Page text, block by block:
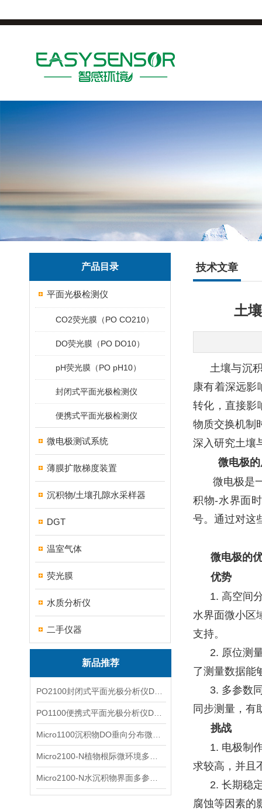
产品目录
平面光极检测仪
CO2荧光膜（PO CO210）
DO荧光膜（PO DO10）
pH荧光膜（PO pH10）
封闭式平面光极检测仪
便携式平面光极检测仪
微电极测试系统
薄膜扩散梯度装置
沉积物/土壤孔隙水采样器
DGT
温室气体
荧光膜
水质分析仪
二手仪器
新品推荐
技术文章
土
土壤与沉
康有着深远影
转化，直接影
物质交换机制
深入研究土壤
微电极
微电极是
积物-水界面
号。通过对这
微电极的优
优势
1. 高空间
水界面微小区
支持。
2. 原位测
了测量数据能
3. 多参数
同步测量，有
挑战
1. 电极制
求较高，并且
2. 长期稳
腐蚀等因素的